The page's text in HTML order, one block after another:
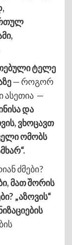
ტელე
— როგორ
ასეთია —
და
ვხოცავთ
ომობს
ძმები?
მათ შორის
„აზოვის“